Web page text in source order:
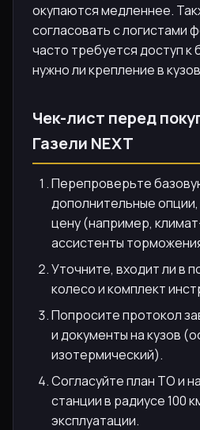
окупаются медленнее.
согласовать с логистами
часто требуется доступ к
нужно ли крепление в
Чек-лист перед
Газели NEXT
Перепроверьте
дополнительные
цену (например,
ассистенты
Уточните, входит ли в
колесо и комплект
Попросите протокол
и документы на кузов
изотермический).
Согласуйте план ТО и
станции в радиусе 100
эксплуатации.